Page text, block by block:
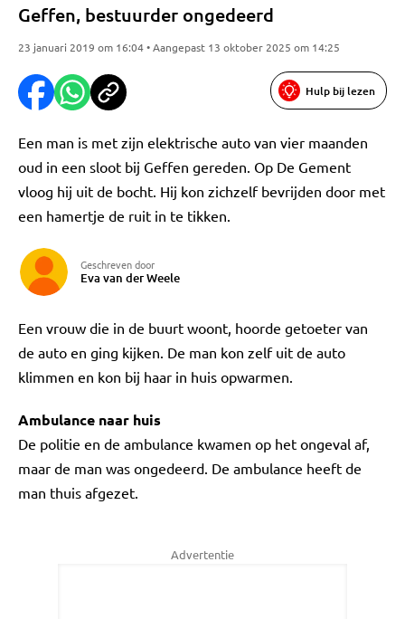
Geffen, bestuurder ongedeerd
23 januari 2019 om 16:04 • Aangepast 13 oktober 2025 om 14:25
Hulp bij lezen
Een man is met zijn elektrische auto van vier maanden
oud in een sloot bij Geffen gereden. Op De Gement
vloog hij uit de bocht. Hij kon zichzelf bevrijden door met
een hamertje de ruit in te tikken.
Geschreven door
Eva van der Weele
Een vrouw die in de buurt woont, hoorde getoeter van
de auto en ging kijken. De man kon zelf uit de auto
klimmen en kon bij haar in huis opwarmen.
Ambulance naar huis
De politie en de ambulance kwamen op het ongeval af,
maar de man was ongedeerd. De ambulance heeft de
man thuis afgezet.
Advertentie